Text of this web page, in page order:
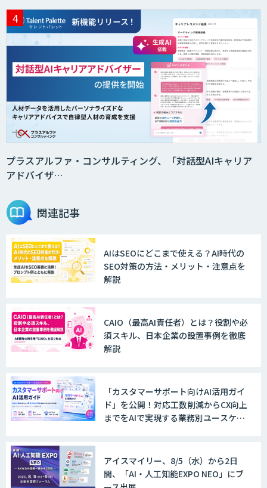
プラスアルファ・コンサルティング、「対話型AIキャリア
アドバイザ…
関連記事
AIはSEOにどこまで使える？AI時代の
SEO対策の方法・メリット・注意点を
解説
CAIO（最高AI責任者）とは？役割や必
須スキル、日本企業の設置事例を徹底
解説
「カスタマーサポート向けAI活用ガイ
ド」を公開！対応工数削減からCX向上
までをAIで実現する業務別ユースケー
アイスマイリー、8/5（水）から2日
間、「AI・人工知能EXPO NEO」にブ